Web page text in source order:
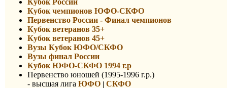
Кубок России
Кубок чемпионов ЮФО-СКФО
Первенство России - Финал чемпионов
Кубок ветеранов 35+
Кубок ветеранов 45+
Вузы Кубок ЮФО/СКФО
Вузы финал России
Кубок ЮФО-СКФО 1994 г.р
Первенство юношей (1995-1996 г.р.)
- высшая лига ЮФО
СКФО